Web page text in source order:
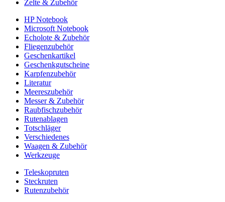
Zelte & Zubehör
HP Notebook
Microsoft Notebook
Echolote & Zubehör
Fliegenzubehör
Geschenkartikel
Geschenkgutscheine
Karpfenzubehör
Literatur
Meereszubehör
Messer & Zubehör
Raubfischzubehör
Rutenablagen
Totschläger
Verschiedenes
Waagen & Zubehör
Werkzeuge
Teleskopruten
Steckruten
Rutenzubehör